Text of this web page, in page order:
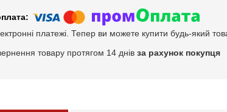
платежі. Тепер ви можете купити будь-який
товару протягом 14 днів за рахунок покупця